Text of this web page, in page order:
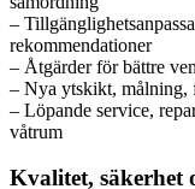
–
rekommendationer
– Åtgärder för bättre
– Nya ytskikt, målning,
– Löpande service,
våtrum
Kvalitet, säkerhet